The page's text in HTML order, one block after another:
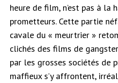
heure de film, n’est pas à la
prometteurs. Cette partie
cavale du « meurtrier »
clichés des films de
par les grosses sociétés de
maffieux s’y affrontent,